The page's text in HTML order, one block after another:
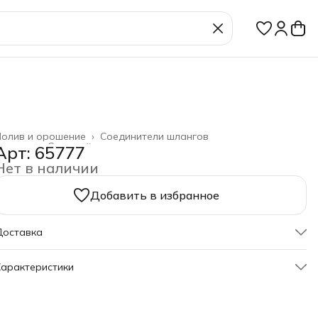
Соединители шлангов
и орошение ›
Садовый инвентарь
›
65777
в наличии
Добавить в избранное